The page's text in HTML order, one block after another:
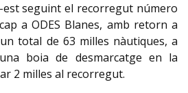
seguint el recorregut número
a ODES Blanes, amb retorn a
total de 63 milles nàutiques, a
boia de desmarcatge en la
2 milles al recorregut.